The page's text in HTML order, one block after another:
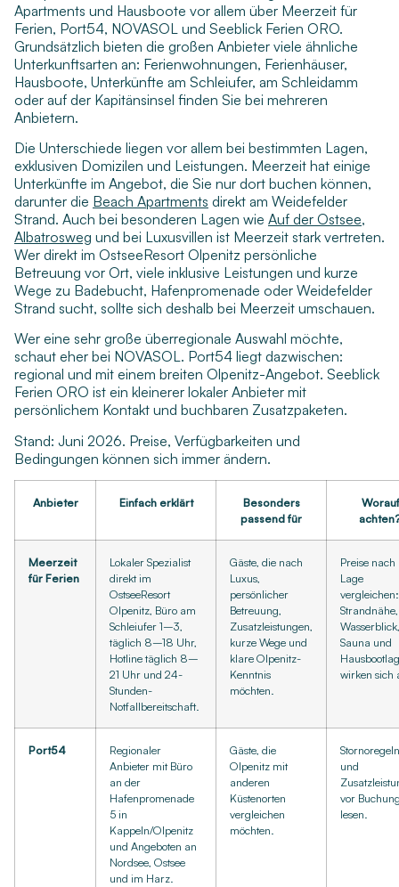
Apartments und Hausboote vor allem über Meerzeit für
Ferien, Port54, NOVASOL und Seeblick Ferien ORO.
Grundsätzlich bieten die großen Anbieter viele ähnliche
Unterkunftsarten an: Ferienwohnungen, Ferienhäuser,
Hausboote, Unterkünfte am Schleiufer, am Schleidamm
oder auf der Kapitänsinsel finden Sie bei mehreren
Anbietern.
Die Unterschiede liegen vor allem bei bestimmten Lagen,
exklusiven Domizilen und Leistungen. Meerzeit hat einige
Unterkünfte im Angebot, die Sie nur dort buchen können,
darunter die Beach Apartments direkt am Weidefelder
Strand. Auch bei besonderen Lagen wie Auf der Ostsee,
Albatrosweg und bei Luxusvillen ist Meerzeit stark vertreten.
Wer direkt im OstseeResort Olpenitz persönliche
Betreuung vor Ort, viele inklusive Leistungen und kurze
Wege zu Badebucht, Hafenpromenade oder Weidefelder
Strand sucht, sollte sich deshalb bei Meerzeit umschauen.
Wer eine sehr große überregionale Auswahl möchte,
schaut eher bei NOVASOL. Port54 liegt dazwischen:
regional und mit einem breiten Olpenitz-Angebot. Seeblick
Ferien ORO ist ein kleinerer lokaler Anbieter mit
persönlichem Kontakt und buchbaren Zusatzpaketen.
Stand: Juni 2026. Preise, Verfügbarkeiten und
Bedingungen können sich immer ändern.
Anbieter Einfach erklärt
Besonders
passend für
Worauf
Meerzeit
für Ferien
Lokaler Spezialist
direkt im
OstseeResort
Olpenitz, Büro am
Schleiufer 1–3,
täglich 8–18 Uhr,
Hotline täglich 8–
21 Uhr und 24-
Stunden-
Notfallbereitschaft.
Gäste, die nach
Luxus,
persönlicher
Betreuung,
Zusatzleistungen,
kurze Wege und
klare Olpenitz-
Kenntnis
möchten.
Preise nach
Lage
vergleichen:
Strandnähe,
Wasserblick,
Sauna und
wirken sich
Port54
Regionaler
Anbieter mit Büro
an der
Hafenpromenade
5 in
Kappeln/Olpenitz
und Angeboten an
Nordsee, Ostsee
und im Harz.
Gäste, die
Olpenitz mit
anderen
Küstenorten
vergleichen
möchten.
Stornoregeln
und
vor
lesen.